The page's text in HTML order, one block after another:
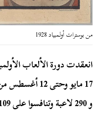
من بوسترات أولمبياد 1928
و 290 لاعبة وتنافسوا على 109 مسابقة في 14 لعبة.